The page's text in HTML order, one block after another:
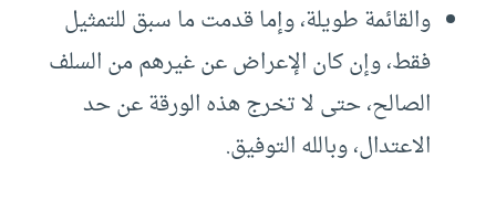
والقائمة طويلة، وإما قدمت ما سبق للتمثيل
فقط، وإن كان الإعراض عن غيرهم من السلف
الصالح، حتى لا تخرج هذه الورقة عن حد
الاعتدال، وبالله التوفيق.